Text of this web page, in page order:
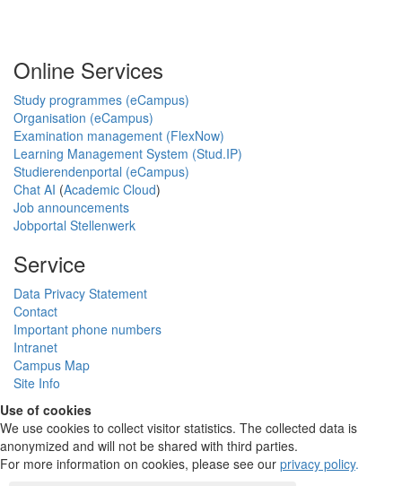
Online Services
Study programmes (eCampus)
Organisation (eCampus)
Examination management (FlexNow)
Learning Management System (Stud.IP)
Studierendenportal (eCampus)
Chat AI (Academic Cloud)
Job announcements
Jobportal Stellenwerk
Service
Data Privacy Statement
Contact
Important phone numbers
Intranet
Campus Map
Site Info
Use of cookies
We use cookies to collect visitor statistics. The collected data is
anonymized and will not be shared with third parties.
For more information on cookies, please see our privacy policy.